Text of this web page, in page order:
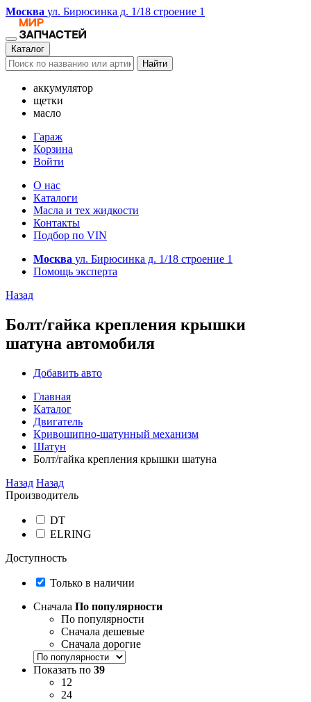
Москва ул. Бирюсинка д. 1/18 строение 1
Каталог
Найти
аккумулятор
щетки
масло
Гараж
Корзина
Войти
О нас
Каталоги
Масла и тех жидкости
Контакты
Подбор по VIN
Москва ул. Бирюсинка д. 1/18 строение 1
Помощь эксперта
Назад
Болт/гайка крепления крышки
шатуна автомобиля
Добавить авто
Главная
Каталог
Двигатель
Кривошипно-шатунный механизм
Шатун
Болт/гайка крепления крышки шатуна
Назад Назад
Производитель
DT
ELRING
Доступность
Только в наличии
Сначала По популярности
По популярности
Сначала дешевые
Сначала дорогие
Показать по 39
12
24